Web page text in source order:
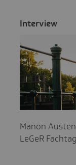
Inter­view
Manon
LeGeR